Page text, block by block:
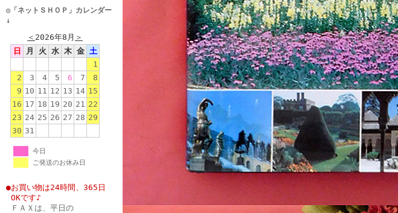
◎「ネットＳＨＯＰ」カレンダー
↓
＜ 2026年8月 ＞
日
月 火 水 木 金 土
1
2
3 4 5 6 7
8
9 10 11 12 13 14 15
16 17 18 19 20 21 22
23 24 25 26 27 28 29
30 31
今日
ご発送のお休み日
●お買い物は24時間、365日
OKです♪
ＦＡＸは、平日の